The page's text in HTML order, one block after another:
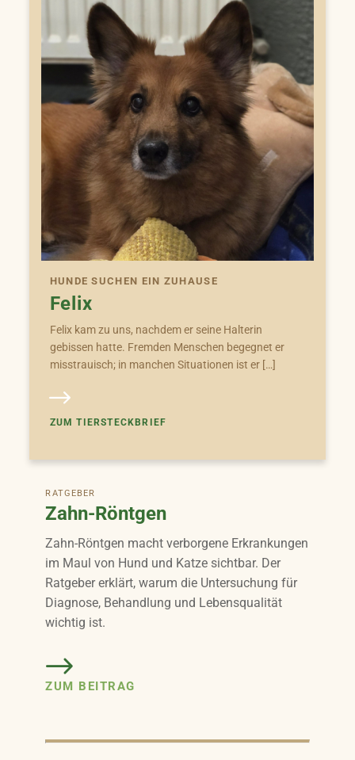
HUNDE SUCHEN EIN ZUHAUSE
Felix
Felix kam zu uns, nachdem er seine Halterin
gebissen hatte. Fremden Menschen begegnet er
misstrauisch; in manchen Situationen ist er […]
ZUM TIERSTECKBRIEF
RATGEBER
Zahn-Röntgen
Zahn-Röntgen macht verborgene Erkrankungen
im Maul von Hund und Katze sichtbar. Der
Ratgeber erklärt, warum die Untersuchung für
Diagnose, Behandlung und Lebensqualität
wichtig ist.
ZUM BEITRAG